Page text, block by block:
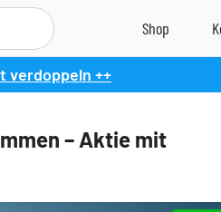
verdoppeln ++
– Aktie mit